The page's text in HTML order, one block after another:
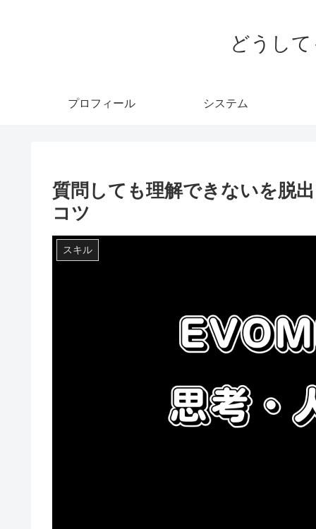
どうし
プロフィール システム
質問しても理解できないを脱
コツ
スキル